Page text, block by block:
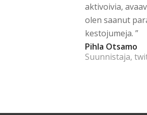
aktivoivia,
olen saanut
kestojumeja. ”
Pihla Otsamo
Suunnistaja,